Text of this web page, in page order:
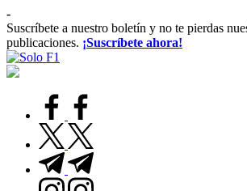
Saltar
al
contenido
-
Suscríbete a nuestro boletín y no te pierdas
publicaciones. ¡Suscríbete ahora!
Para
facebook.com
twitter.com
t.me
instagram.com